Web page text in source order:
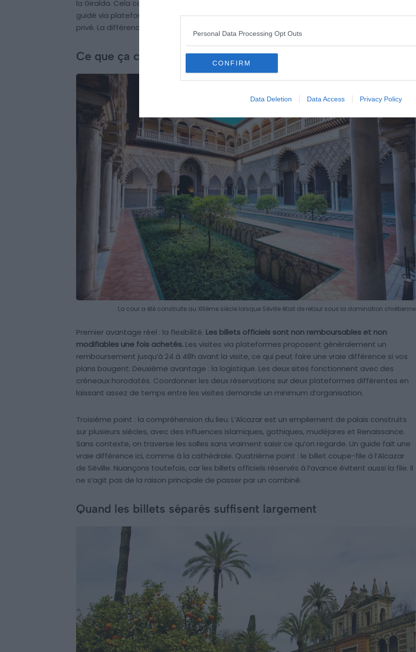
Personal Data Processing Opt Outs
CONFIRM
Data Deletion Data Access Privacy Policy
la Giralda. Cela correspond à un total de 27 à 30 € en achetant vous-même. Un combiné
guidé via plateforme revient entre 45 et 80 € selon qu’il s’agit d’une visite en groupe ou en
privé. La différence, ce n’est pas une remise : c’est le guide.
Ce que ça change concrètement de passer par un combiné
La cour a été construite au XIIIème siècle lorsque Séville était de retour sous la domination chrétienne
Premier avantage réel : la flexibilité. Les billets officiels sont non remboursables et non
modifiables une fois achetés. Les visites via plateformes proposent généralement un
remboursement jusqu’à 24 à 48h avant la visite, ce qui peut faire une vraie différence si vos
plans bougent. Deuxième avantage : la logistique. Les deux sites fonctionnent avec des
créneaux horodatés. Coordonner les deux réservations sur deux plateformes différentes en
laissant assez de temps entre les visites demande un minimum d’organisation.
Troisième point : la compréhension du lieu. L’Alcazar est un empilement de palais construits
sur plusieurs siècles, avec des influences islamiques, gothiques, mudéjares et Renaissance.
Sans contexte, on traverse les salles sans vraiment saisir ce qu’on regarde. Un guide fait une
vraie différence ici, comme à la cathédrale. Quatrième point : le billet coupe-file à l’Alcazar
de Séville. Nuançons toutefois, car les billets officiels réservés à l’avance évitent aussi la file. Il
ne s’agit pas de la raison principale de passer par un combiné.
Quand les billets séparés suffisent largement